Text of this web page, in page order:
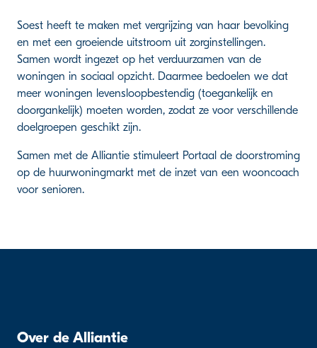
Soest heeft te maken met vergrijzing van haar bevolking
en met een groeiende uitstroom uit zorginstellingen.
Samen wordt ingezet op het verduurzamen van de
woningen in sociaal opzicht. Daarmee bedoelen we dat
meer woningen levensloopbestendig (toegankelijk en
doorgankelijk) moeten worden, zodat ze voor verschillende
doelgroepen geschikt zijn.
Samen met de Alliantie stimuleert Portaal de doorstroming
op de huurwoningmarkt met de inzet van een wooncoach
voor senioren.
Over de Alliantie